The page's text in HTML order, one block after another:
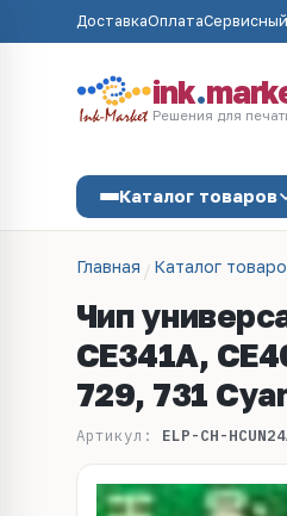
ДоставкаОплата
ink.
Решения для
Каталог товаров
Главная Каталог
Чип
CE341A,
729, 731
Артикул: ELP-CH-